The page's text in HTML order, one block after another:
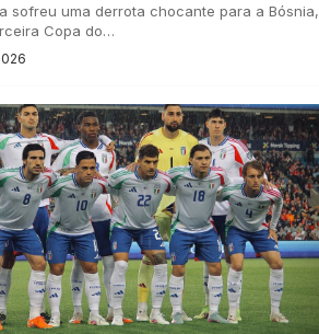
sofreu uma derrota chocante para a Bósnia,
Copa do…